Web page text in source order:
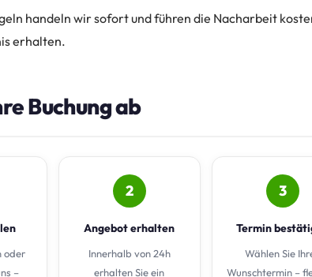
handeln wir sofort und führen die Nacharbeit
erhalten.
Buchung ab
oder
–
2
Angebot erhalten
Innerhalb von 24h
erhalten Sie ein
3
Termin
Wählen Sie
Wunschtermin –